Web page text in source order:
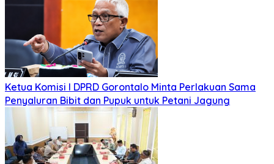
Ketua Komisi I DPRD Gorontalo Minta Perlakuan Sama
Penyaluran Bibit dan Pupuk untuk Petani Jagung